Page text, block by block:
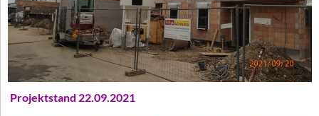
Projektstand 22.09.2021